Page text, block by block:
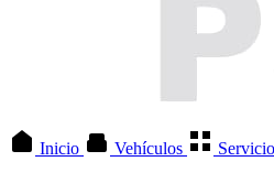
Inicio Vehículos